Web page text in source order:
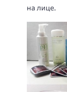
на лице.